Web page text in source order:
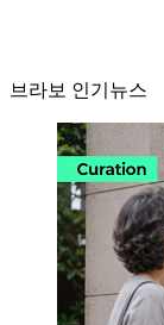
브라보 인기뉴스